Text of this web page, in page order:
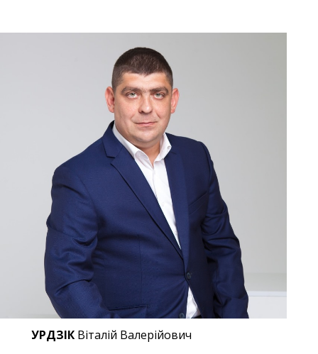
УРДЗІК Віталій Валерійович